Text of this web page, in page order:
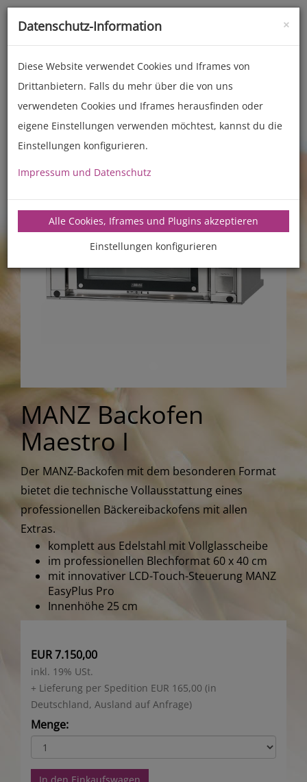
Toggle
MANZ Backofen
Maestro I
Der MANZ-Backofen mit dem besonderen Format
bietet die technische Vollausstattung eines
professionellen Bäckereibackofens mit allen
Extras.
komplett aus Edelstahl mit Vollglasscheibe
im professionellen Blechformat 60 x 40 cm
mit innovativer LCD-Touch-Steuerung MANZ
EasyPlus Pro
Innenhöhe 25 cm
EUR 7.150,00
inkl. 19% USt.
+ Lieferung per Spedition EUR 165,00 (in
Deutschland, Ausland auf Anfrage)
Menge:
×
Datenschutz-Information
Diese Website verwendet Cookies und Iframes von
Drittanbietern. Falls du mehr über die von uns
verwendeten Cookies und Iframes herausfinden oder
eigene Einstellungen verwenden möchtest, kannst du die
Einstellungen konfigurieren.
Impressum und Datenschutz
Alle Cookies, Iframes und Plugins akzeptieren
Einstellungen konfigurieren